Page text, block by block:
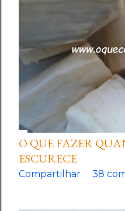
O QUE FAZER
ESCURECE
Compartilhar 38